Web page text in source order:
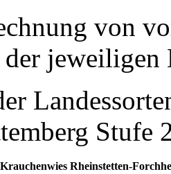
von
jeweiligen
Stufe
Krauchenwies Rheinstetten-